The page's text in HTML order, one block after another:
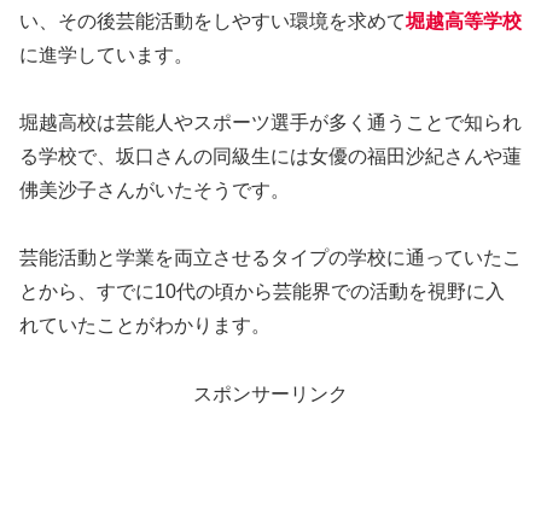
い、その後芸能活動をしやすい環境を求めて堀越高等学校
に進学しています。
堀越高校は芸能人やスポーツ選手が多く通うことで知られ
る学校で、坂口さんの同級生には女優の福田沙紀さんや蓮
佛美沙子さんがいたそうです。
芸能活動と学業を両立させるタイプの学校に通っていたこ
とから、すでに10代の頃から芸能界での活動を視野に入
れていたことがわかります。
スポンサーリンク